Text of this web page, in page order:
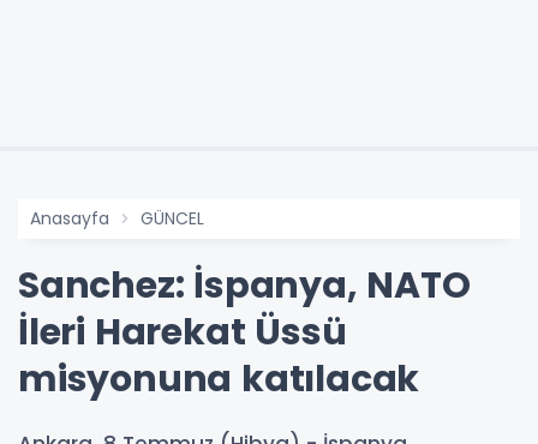
Anasayfa GÜNCEL
Sanchez: İspanya, NATO
İleri Harekat Üssü
misyonuna katılacak